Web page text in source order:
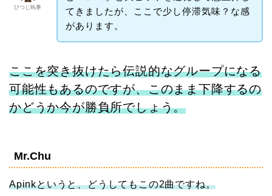
ひつじ執事
てきましたが、ここで少し停滞気味？な感
があります。
ここを突き抜けたら伝説的なグループになる
可能性もあるのですが、このまま下降するの
かどうか今が勝負所でしょう。
Mr.Chu
Apinkというと、どうしてもこの2曲ですね。